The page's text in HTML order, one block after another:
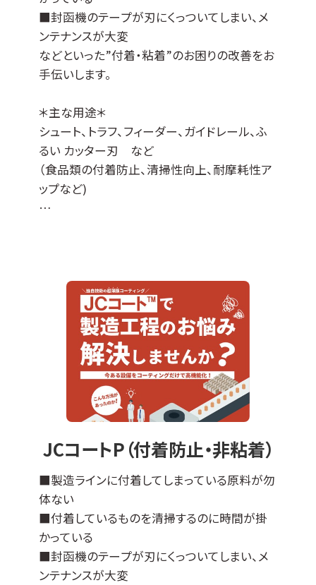
■封函機のテープが刃にくっついてしまい、メ
ンテナンスが大変
などといった”付着・粘着”のお困りの改善をお
手伝いします。
＊主な用途＊
シュート、トラフ、フィーダー、ガイドレール、ふ
るい カッター刃 など
（食品類の付着防止、清掃性向上、耐摩耗性ア
ップなど)
『JCコートP』は撥水撥油性・非粘着性・防汚性
の機能があります。
※ DLCとは、ダイヤモンドライクカーボンの略
＊適応基材＊
ステンレスなどの導電性基材全般に対応可能
ですが、不向きなものもございます（亜鉛、銅な
も可能です。
その他の母材につきましては、ご相談ください
ませ。
JCコートP（付着防止・非粘着）
■製造ラインに付着してしまっている原料が勿
体ない
■付着しているものを清掃するのに時間が掛
かっている
■封函機のテープが刃にくっついてしまい、メ
ンテナンスが大変